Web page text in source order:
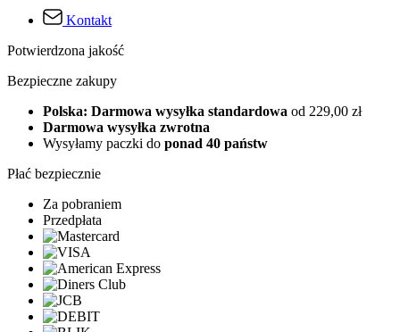
Kontakt
Potwierdzona jakość
Bezpieczne zakupy
Polska: Darmowa wysyłka standardowa od 229,00 zł
Darmowa wysyłka zwrotna
Wysyłamy paczki do ponad 40 państw
Płać bezpiecznie
Za pobraniem
Przedpłata